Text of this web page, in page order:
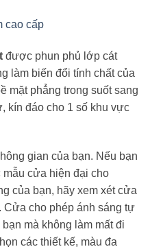
cao cấp
được phun phủ lớp cát
làm biến đổi tính chất của
mặt phẳng trong suốt sang
kín đáo cho 1 số khu vực
gian của bạn. Nếu bạn
mẫu cửa hiện đại cho
của bạn, hãy xem xét cửa
Cửa cho phép ánh sáng tự
mà không làm mất đi
các thiết kế, màu đa